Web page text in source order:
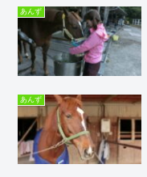
あんず
あんず